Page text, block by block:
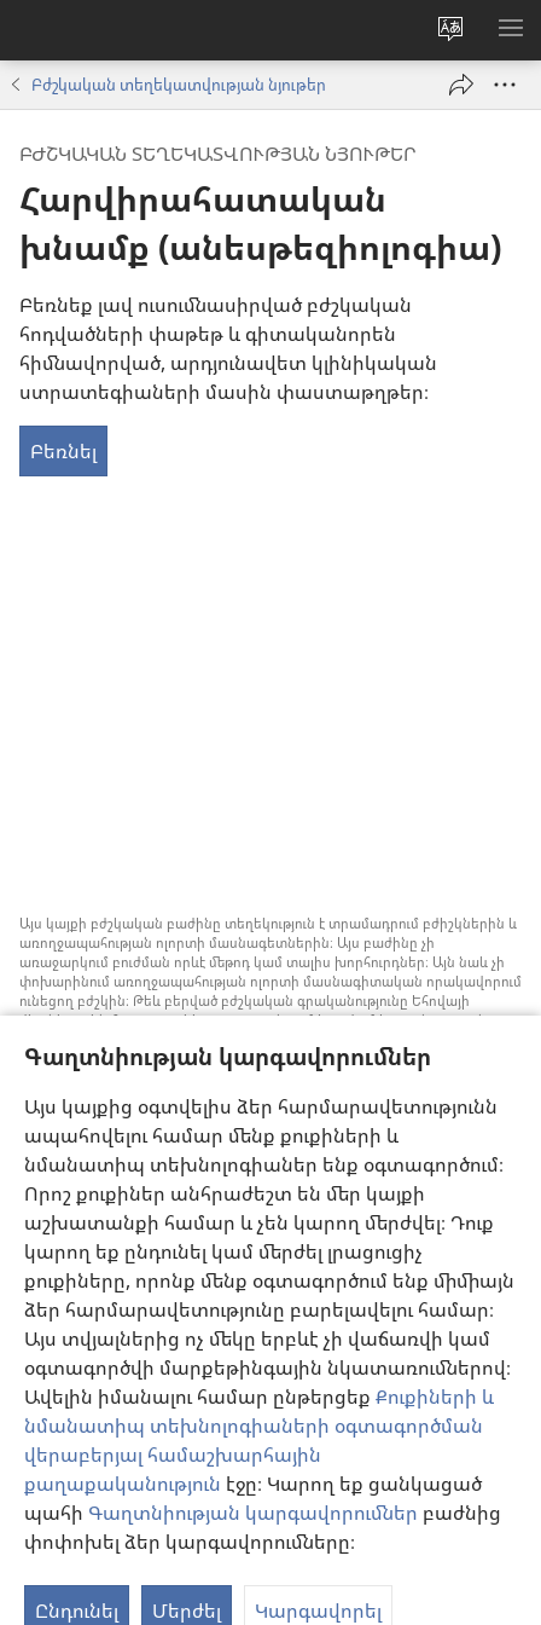
Գաղտնիության կարգավորումներ
Այս կայքից օգտվելիս ձեր հարմարավետությունն
ապահովելու համար մենք քուքիների և
նմանատիպ տեխնոլոգիաներ ենք օգտագործում։
Որոշ քուքիներ անհրաժեշտ են մեր կայքի
աշխատանքի համար և չեն կարող մերժվել։ Դուք
կարող եք ընդունել կամ մերժել լրացուցիչ
քուքիները, որոնք մենք օգտագործում ենք միմիայն
ձեր հարմարավետությունը բարելավելու համար։
Այս տվյալներից ոչ մեկը երբևէ չի վաճառվի կամ
օգտագործվի մարքեթինգային նկատառումներով։
Ավելին իմանալու համար ընթերցեք Քուքիների և
նմանատիպ տեխնոլոգիաների օգտագործման
վերաբերյալ համաշխարհային
քաղաքականություն էջը։ Կարող եք ցանկացած
պահի Գաղտնիության կարգավորումներ բաժնից
փոփոխել ձեր կարգավորումները։
Ընդունել Մերժել Կարգավորել
Փոխել
կայքի
լեզուն
Բժշկական տեղեկատվության նյութեր
ԲԺՇԿԱԿԱՆ ՏԵՂԵԿԱՏՎՈՒԹՅԱՆ ՆՅՈՒԹԵՐ
Հարվիրահատական
խնամք (անեսթեզիոլոգիա)
Բեռնեք լավ ուսումնասիրված բժշկական
հոդվածների փաթեթ և գիտականորեն
հիմնավորված, արդյունավետ կլինիկական
ստրատեգիաների մասին փաստաթղթեր։
Բեռնել
Այս կայքի բժշկական բաժինը տեղեկություն է տրամադրում բժիշկներին և
առողջապահության ոլորտի մասնագետներին։ Այս բաժինը չի
առաջարկում բուժման որևէ մեթոդ կամ տալիս խորհուրդներ։ Այն նաև չի
փոխարինում առողջապահության ոլորտի մասնագիտական որակավորում
ունեցող բժշկին։ Թեև բերված բժշկական գրականությունը Եհովայի
վկաները չեն հրատարակել, բայց դրանցում խոսվում է առանց արյան
Յուրաքանչյուր մասնագետի պատասխանատվություն է իրազեկ լինել
քննարկել բուժման մեթոդները և օգնել նրանց որոշում կայացնելու՝ հաշվի
առնելով հիվանդի առողջական վիճակը, ցանկությունը, արժեքներն ու
հավատալիքները։ Թվարկված ոչ բոլոր ստրատեգիաներն են ընդունելի և
հասանելի բոլոր պացիենտների համար։
Պացիենտներ: Ձեր առողջական վիճակի կամ բուժման վերաբերյալ
խորհուրդներ հարցրեք ձեզ բուժող բժշկից կամ համապատասխան
որակավորում ունեցող այլ մասնագետից։ Դիմեք բժշկի, եթե կասկածում
եք, որ որևէ հիվանդություն ունեք։
Օգտվելու կարգը սահմանված է կայքից օգտվելու պայմաններով։
Արտաքին տեսքի կարգավորումներ
Copyright © 2026 Watch Tower Bible and Tract Society of Pennsylvania.
ՕԳՏԱԳՈՐԾՄԱՆ ՊԱՅՄԱՆՆԵՐ |
ՔԱՂԱՔԱԿԱՆՈՒԹՅՈՒՆ | ԳԱՂՏՆԻՈՒԹՅԱՆ ԿԱՐԳԱՎՈՐՈՒՄՆԵՐ